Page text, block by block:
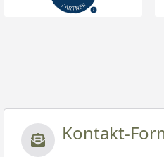
Kontakt-